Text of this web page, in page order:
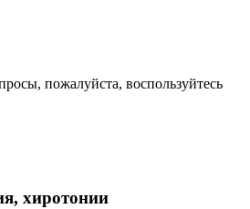
пожалуйста, воспользуйтесь
хиротонии